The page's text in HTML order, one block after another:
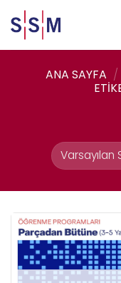
to
content
ANA SAYFA /